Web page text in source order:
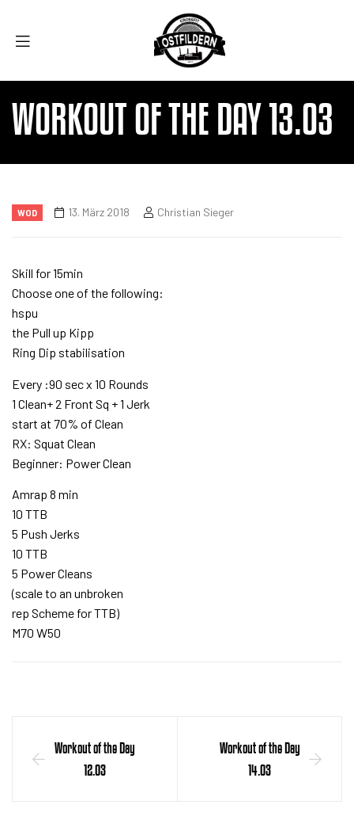
WORKOUT OF THE DAY 13.03
WOD 13. März 2018 Christian Sieger
Skill for 15min
Choose one of the following:
hspu
the Pull up Kipp
Ring Dip stabilisation
Every :90 sec x 10 Rounds
1 Clean+ 2 Front Sq + 1 Jerk
start at 70% of Clean
RX: Squat Clean
Beginner: Power Clean
Amrap 8 min
10 TTB
5 Push Jerks
10 TTB
5 Power Cleans
(scale to an unbroken
rep Scheme for TTB)
M70 W50
Workout of the Day
12.03
Workout of the Day
14.03